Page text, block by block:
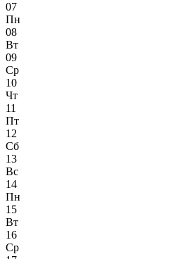
07
Пн
08
Вт
09
Ср
10
Чт
11
Пт
12
Сб
13
Вс
14
Пн
15
Вт
16
Ср